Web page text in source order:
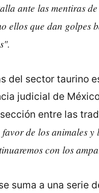
ante las mentiras
ellos que dan golpes
del sector taurino
judicial de
entre las
de los animales
con los
suma a una serie